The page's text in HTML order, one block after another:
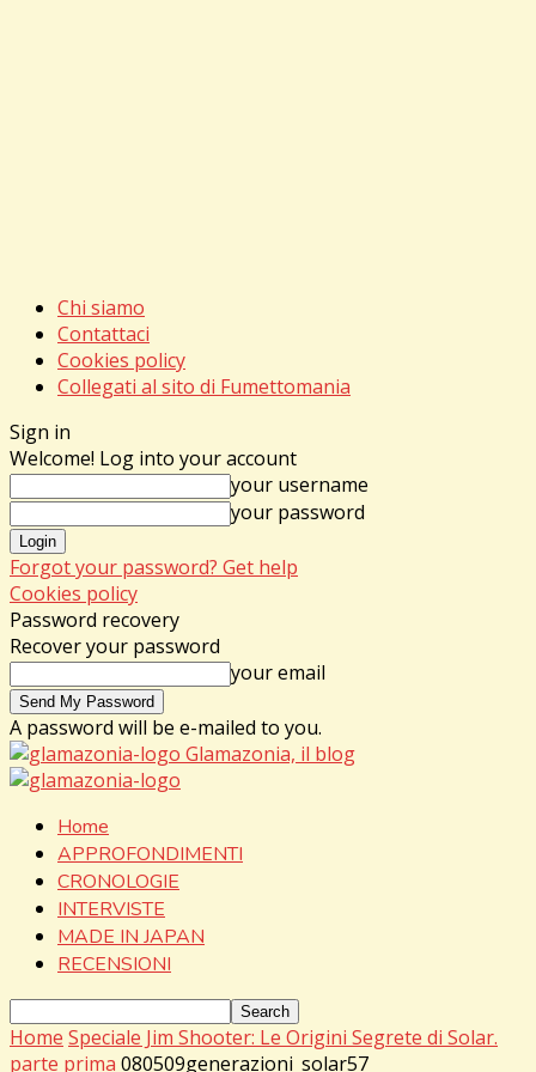
Chi siamo
Contattaci
Cookies policy
Collegati al sito di Fumettomania
Sign in
Welcome! Log into your account
your username
your password
Forgot your password? Get help
Cookies policy
Password recovery
Recover your password
your email
A password will be e-mailed to you.
Glamazonia, il blog
Home
APPROFONDIMENTI
CRONOLOGIE
INTERVISTE
MADE IN JAPAN
RECENSIONI
Home Speciale Jim Shooter: Le Origini Segrete di Solar.
parte prima 080509generazioni_solar57